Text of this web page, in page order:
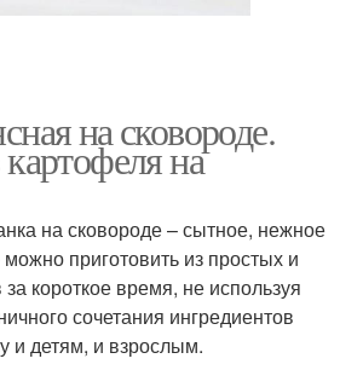
на сковороде.
на
на сковороде – сытное, нежное
приготовить из простых и
короткое время, не используя
сочетания ингредиентов
и детям, и взрослым.